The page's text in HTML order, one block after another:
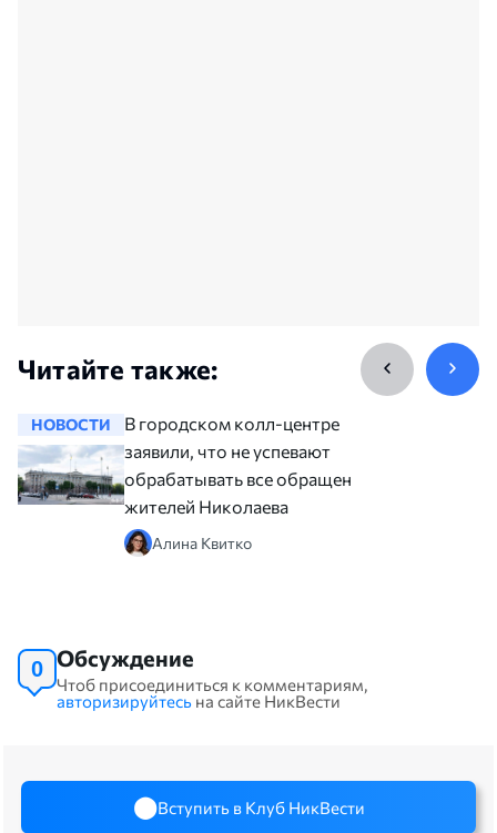
Читайте также:
НОВОСТИ
В городском колл-центре
заявили, что не успевают
обрабатывать все обращения
жителей Николаева
Алина Квитко
0 Обсуждение
Чтоб присоединиться к комментариям,
авторизируйтесь на сайте НикВести
Вступить в Клуб НикВести